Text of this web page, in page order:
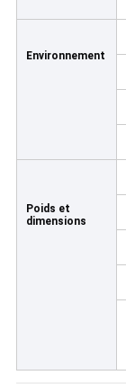
Environnement
Poids et
dimensions